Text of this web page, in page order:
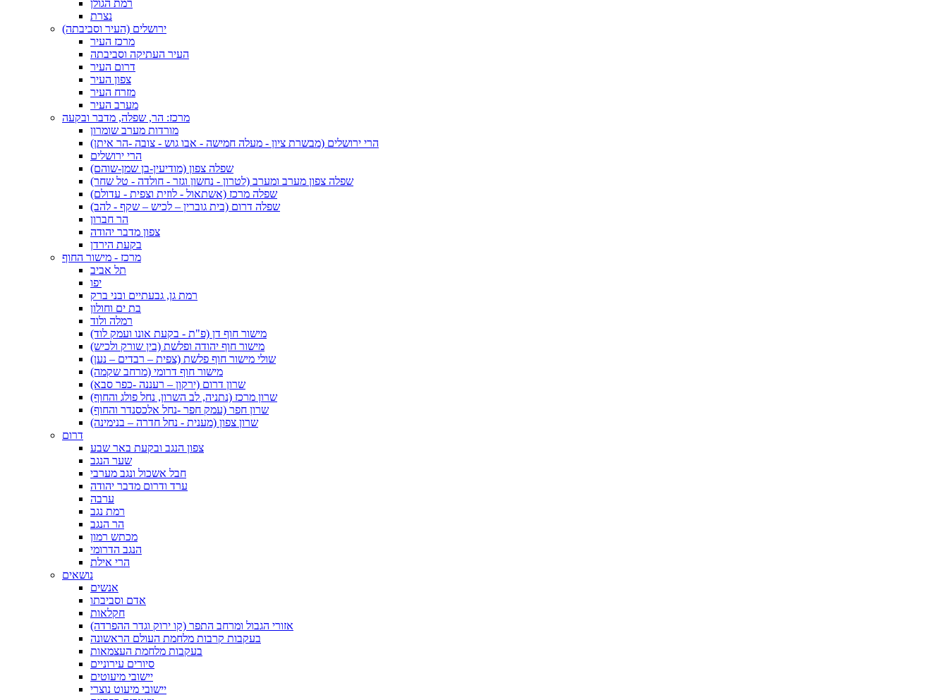
רמת הגולן
נצרת
ירושלים (העיר וסביבתה)
מרכז העיר
העיר העתיקה וסביבתה
דרום העיר
צפון העיר
מזרח העיר
מערב העיר
מרכז: הר, שפלה, מדבר ובקעה
מורדות מערב שומרון
הרי ירושלים (מבשרת ציון - מעלה חמישה - אבו גוש - צובה -הר איתן)
הרי ירושלים
שפלה צפון (מודיעין-בן שמן-שוהם)
שפלה צפון מערב ומערב (לטרון - נחשון וגזר - חולדה - טל שחר)
שפלה מרכז (אשתאול - לוזית וצפית - עדולם)
שפלה דרום (בית גוברין – לכיש – שקף - להב)
הר חברון
צפון מדבר יהודה
בקעת הירדן
מרכז - מישור החוף
תל אביב
יפו
רמת גן, גבעתיים ובני ברק
בת ים וחולון
רמלה ולוד
מישור חוף דן (פ"ת - בקעת אונו ועמק לוד)
מישור חוף יהודה ופלשת (בין שורק ולכיש)
שולי מישור חוף פלשת (צפית – רבדים – נען)
מישור חוף דרומי (מרחב שקמה)
שרון דרום (ירקון – רעננה -כפר סבא)
שרון מרכז (נתניה, לב השרון, נחל פולג והחוף)
שרון חפר (עמק חפר -נחל אלכסנדר והחוף)
שרון צפון (מענית - נחל חדרה – בנימינה)
דרום
צפון הנגב ובקעת באר שבע
שער הנגב
חבל אשכול ונגב מערבי
ערד ודרום מדבר יהודה
ערבה
רמת נגב
הר הנגב
מכתש רמון
הנגב הדרומי
הרי אילת
נושאים
אנשים
אדם וסביבתו
חקלאות
אזורי הגבול ומרחב התפר (קו ירוק וגדר ההפרדה)
בעקבות קרבות מלחמת העולם הראשונה
בעקבות מלחמת העצמאות
סיורים עירוניים
יישובי מיעוטים
יישובי מיעוט נוצרי